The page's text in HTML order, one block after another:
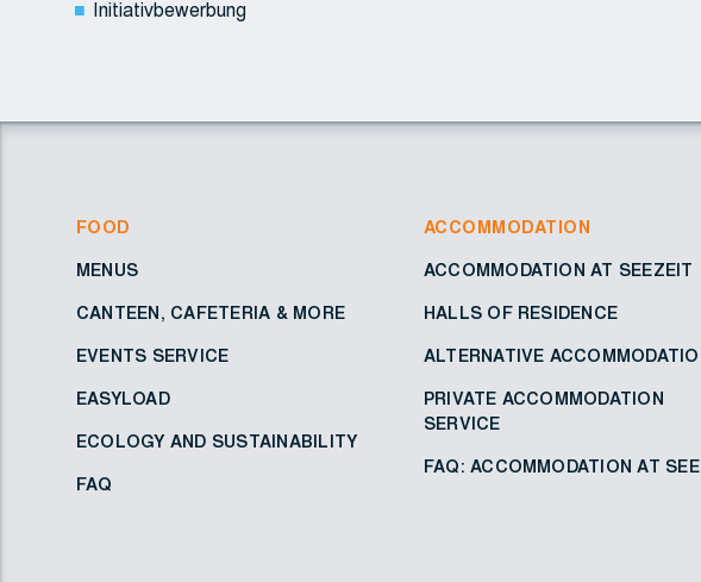
Initiativbewerbung
FOOD
MENUS
CANTEEN, CAFETERIA & MORE
EVENTS SERVICE
EASYLOAD
ECOLOGY AND SUSTAINABILITY
FAQ
ACCOMMODATION
ACCOMMODATION AT SEEZEIT
HALLS OF RESIDENCE
ALTERNATIVE
PRIVATE ACCOMMODATION
SERVICE
FAQ: ACCOMMODATION AT